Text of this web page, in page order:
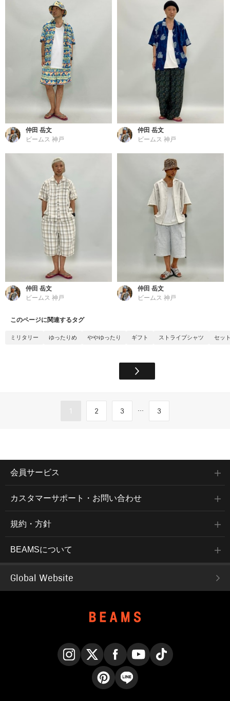
仲田 岳文
ビームス 神戸
仲田 岳文
ビームス 神戸
仲田 岳文
ビームス 神戸
仲田 岳文
ビームス 神戸
このページに関連するタグ
ミリタリー ゆったりめ ややゆったり ギフト ストライプシャツ セッ
1 2 3 ... 3
会員サービス
カスタマーサポート・お問い合わせ
規約・方針
BEAMSについて
Global Website